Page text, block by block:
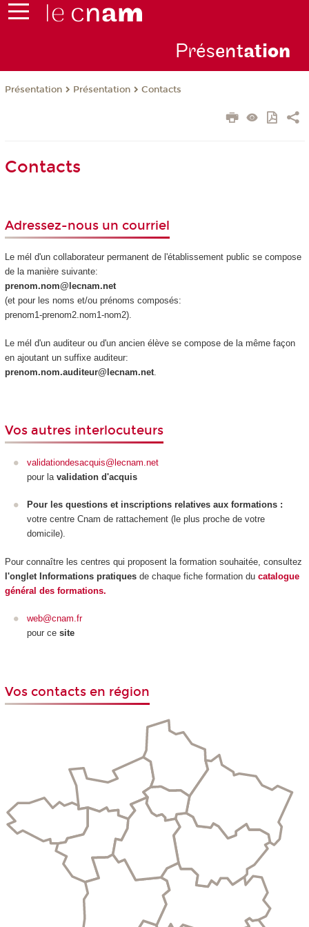
Présentation
Présentation Présentation Contacts
Contacts
Adressez-nous un courriel
Le mél d'un collaborateur permanent de l'établissement public se compose
de la manière suivante:
prenom.nom@lecnam.net
(et pour les noms et/ou prénoms composés:
prenom1-prenom2.nom1-nom2).
Le mél d'un auditeur ou d'un ancien élève se compose de la même façon
en ajoutant un suffixe auditeur:
prenom.nom.auditeur@lecnam.net.
Vos autres interlocuteurs
validationdesacquis@lecnam.net
pour la validation d'acquis
Pour les questions et inscriptions relatives aux formations :
votre centre Cnam de rattachement (le plus proche de votre
domicile).
Pour connaître les centres qui proposent la formation souhaitée, consultez
l'onglet Informations pratiquesde chaque fiche formation du catalogue
général des formations.
web@cnam.fr
pour ce site
Vos contacts en région